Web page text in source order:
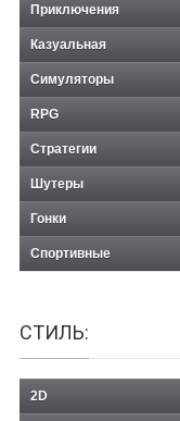
Приключения
Казуальная
Симуляторы
RPG
Стратегии
Шутеры
Гонки
Спортивные
СТИЛЬ:
2D